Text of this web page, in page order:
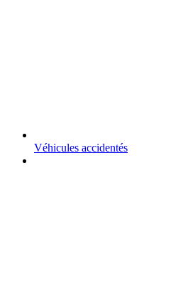
Véhicules accidentés